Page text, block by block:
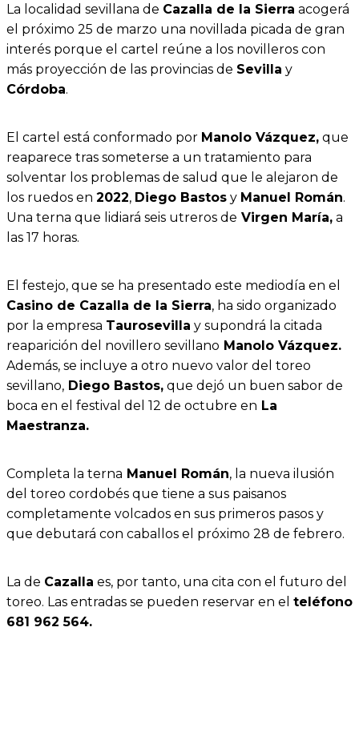
La localidad sevillana de Cazalla de la Sierra acogerá
el próximo 25 de marzo una novillada picada de gran
interés porque el cartel reúne a los novilleros con
más proyección de las provincias de Sevilla y
Córdoba.
El cartel está conformado por Manolo Vázquez, que
reaparece tras someterse a un tratamiento para
solventar los problemas de salud que le alejaron de
los ruedos en 2022, Diego Bastos y Manuel Román.
Una terna que lidiará seis utreros de Virgen María, a
las 17 horas.
El festejo, que se ha presentado este mediodía en el
Casino de Cazalla de la Sierra, ha sido organizado
por la empresa Taurosevilla y supondrá la citada
reaparición del novillero sevillano Manolo Vázquez.
Además, se incluye a otro nuevo valor del toreo
sevillano, Diego Bastos, que dejó un buen sabor de
boca en el festival del 12 de octubre en La
Maestranza.
Completa la terna Manuel Román, la nueva ilusión
del toreo cordobés que tiene a sus paisanos
completamente volcados en sus primeros pasos y
que debutará con caballos el próximo 28 de febrero.
La de Cazalla es, por tanto, una cita con el futuro del
toreo. Las entradas se pueden reservar en el teléfono
681 962 564.